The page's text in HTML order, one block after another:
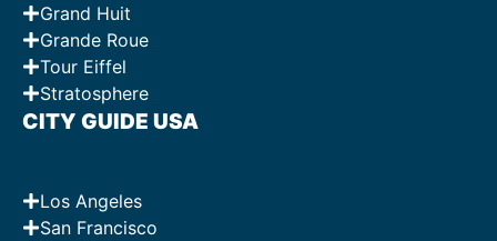
Grand Huit
Grande Roue
Tour Eiffel
Stratosphere
CITY GUIDE USA
Los Angeles
San Francisco